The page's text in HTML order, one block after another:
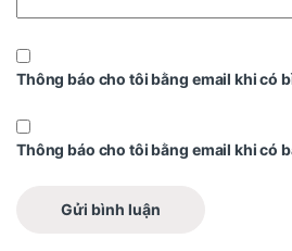
Thông báo cho tôi bằng email khi có
Thông báo cho tôi bằng email khi có